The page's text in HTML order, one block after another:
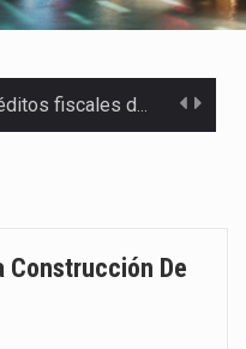
El gobierno de Estados Unidos anunciará un arancel del 15 % sobre los productos fabricados…
Construcción De